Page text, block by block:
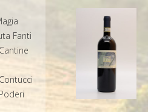
Fanti